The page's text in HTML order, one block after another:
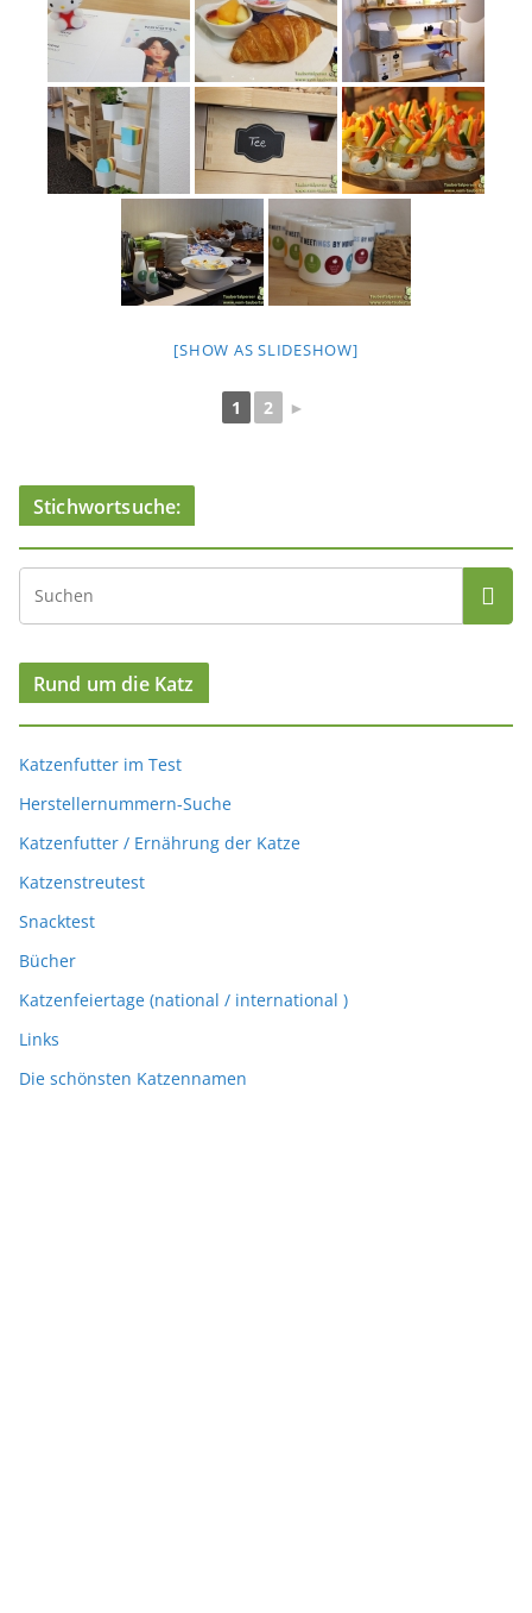
[SHOW AS SLIDESHOW]
1 2 ►
Stichwortsuche:
Rund um die Katz
Katzenfutter im Test
Herstellernummern-Suche
Katzenfutter / Ernährung der Katze
Katzenstreutest
Snacktest
Bücher
Katzenfeiertage (national / international )
Links
Die schönsten Katzennamen